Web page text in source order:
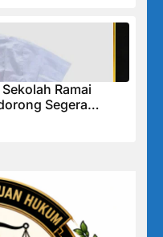
Ramai
Segera
Sistem